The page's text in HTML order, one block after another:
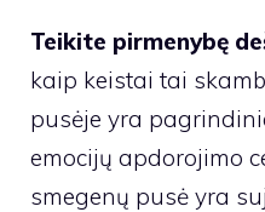
Teikite pirmenybę
kaip keistai tai
pusėje yra
emocijų apdorojimo
smegenų pusė yra